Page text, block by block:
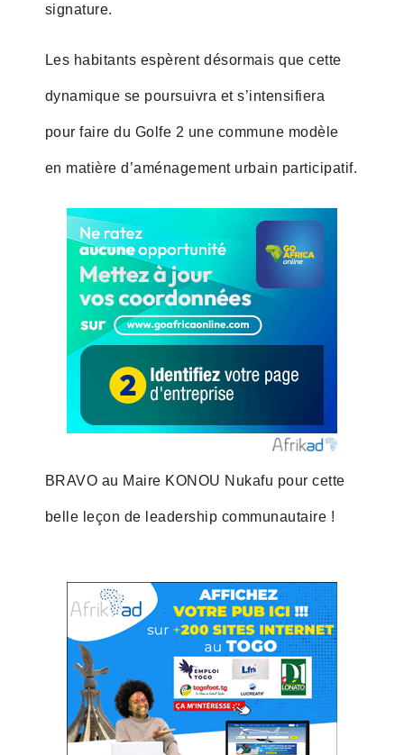
signature.
Les habitants espèrent désormais que cette
dynamique se poursuivra et s’intensifiera
pour faire du Golfe 2 une commune modèle
en matière d’aménagement urbain participatif.
BRAVO au Maire KONOU Nukafu pour cette
belle leçon de leadership communautaire !